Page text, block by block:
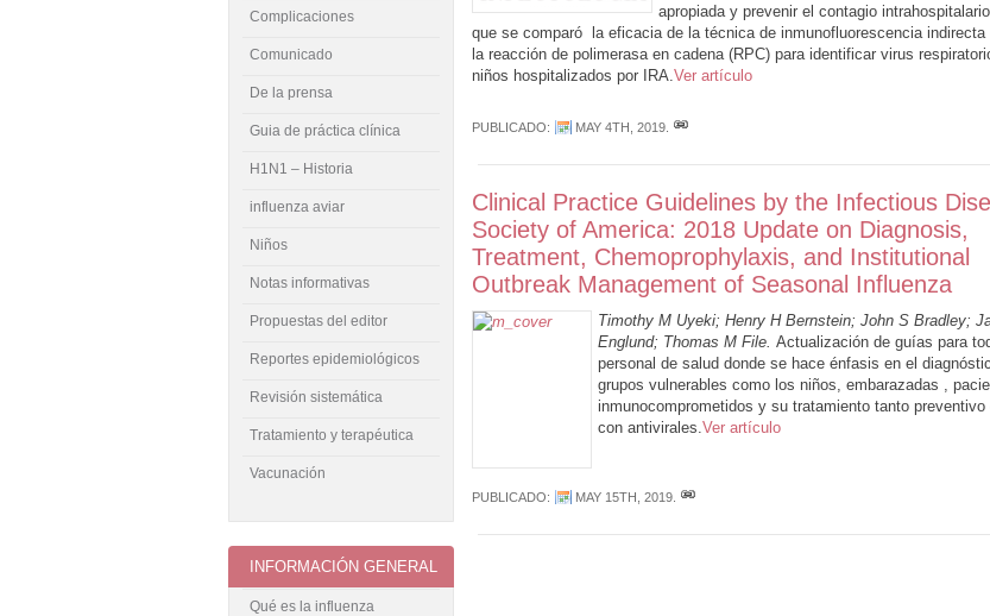
apropiada y prevenir el contagio
que se comparó la eficacia de la técnica de inmunofluorescencia indirecta
la reacción de polimerasa en cadena (RPC) para identificar virus
niños hospitalizados por IRA.Ver artículo
PUBLICADO: MAY 4TH, 2019.
Clinical Practice Guidelines by the Infectious
Society of America: 2018 Update on Diagnosis,
Treatment, Chemoprophylaxis, and Institutional
Outbreak Management of Seasonal Influenza
Timothy M Uyeki; Henry H Bernstein; John S Bradley;
Englund; Thomas M File. Actualización de guías para
personal de salud donde se hace énfasis en el
grupos vulnerables como los niños, embarazadas ,
inmunocomprometidos y su tratamiento tanto preventivo
con antivirales.Ver artículo
PUBLICADO: MAY 15TH, 2019.
Complicaciones
Comunicado
De la prensa
Guia de práctica clínica
H1N1 – Historia
influenza aviar
Niños
Notas informativas
Propuestas del editor
Reportes epidemiológicos
Revisión sistemática
Tratamiento y terapéutica
Vacunación
INFORMACIÓN GENERAL
Qué es la influenza